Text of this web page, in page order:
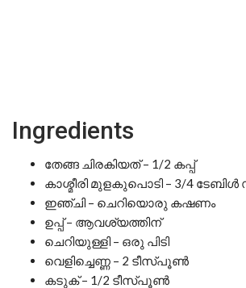
Ingredients
തേങ്ങ ചിരകിയത് – 1/2 കപ്പ്
കാശ്മീരി മുളകുപൊടി – 3/4
ഇഞ്ചി – ചെറിയൊരു കഷണം
ഉപ്പ് – ആവശ്യത്തിന്
ചെറിയുള്ളി – ഒരു പിടി
വെളിച്ചെണ്ണ – 2 ടീസ്പൂൺ
കടുക് – 1/2 ടീസ്പൂൺ